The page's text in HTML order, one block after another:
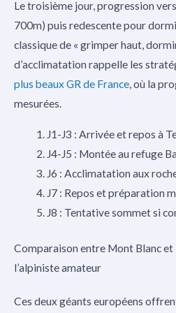
Le troisième jour, progression
700m) puis redescente pour
classique de « grimper haut,
d’acclimatation rappelle les
plus beaux GR de France, où la
mesurées.
J1-J3 : Arrivée et repos à
J4-J5 : Montée au refuge
J6 : Acclimatation aux
J7 : Repos et préparation
J8 : Tentative sommet si
Comparaison entre Mont Blanc
l’alpiniste amateur
Ces deux géants européens